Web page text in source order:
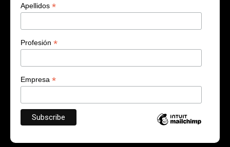
Apellidos *
Profesión *
Empresa *